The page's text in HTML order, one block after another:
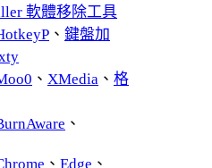
軟體移除工具
、 鍵盤加
、 XMedia 、 格
、
、 Edge 、